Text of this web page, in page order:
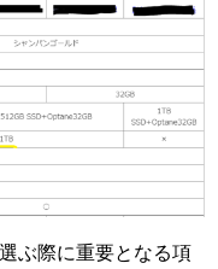
ぶ際に重要となる項